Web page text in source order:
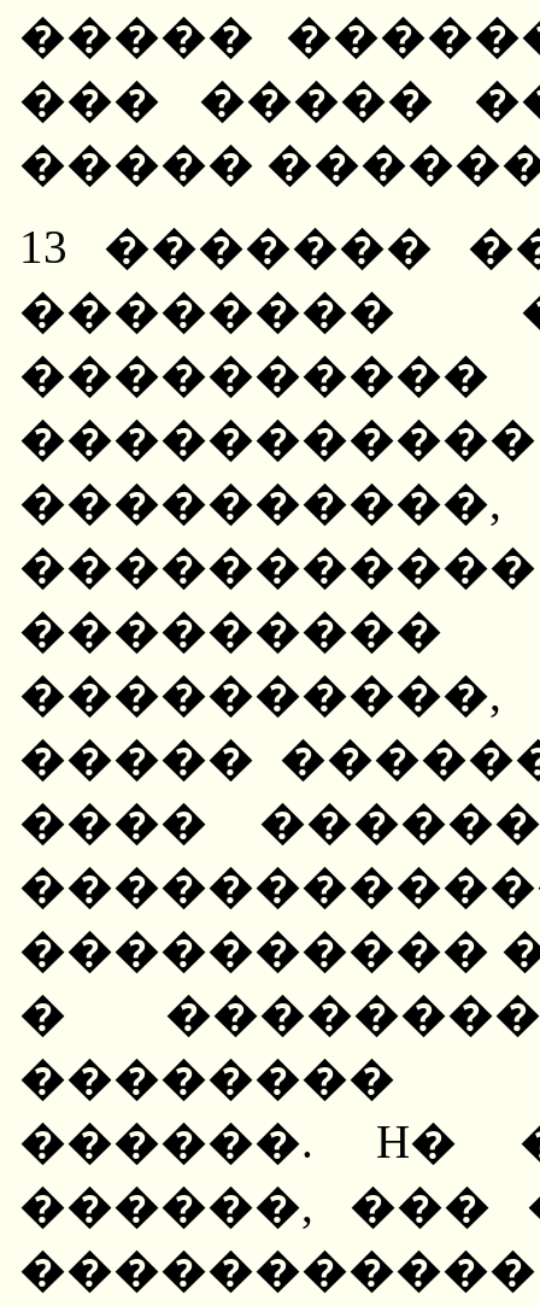
�����
��� �����
�����
13 �������
��������
�����
����
����������
�
��������
������. H�
������, ���